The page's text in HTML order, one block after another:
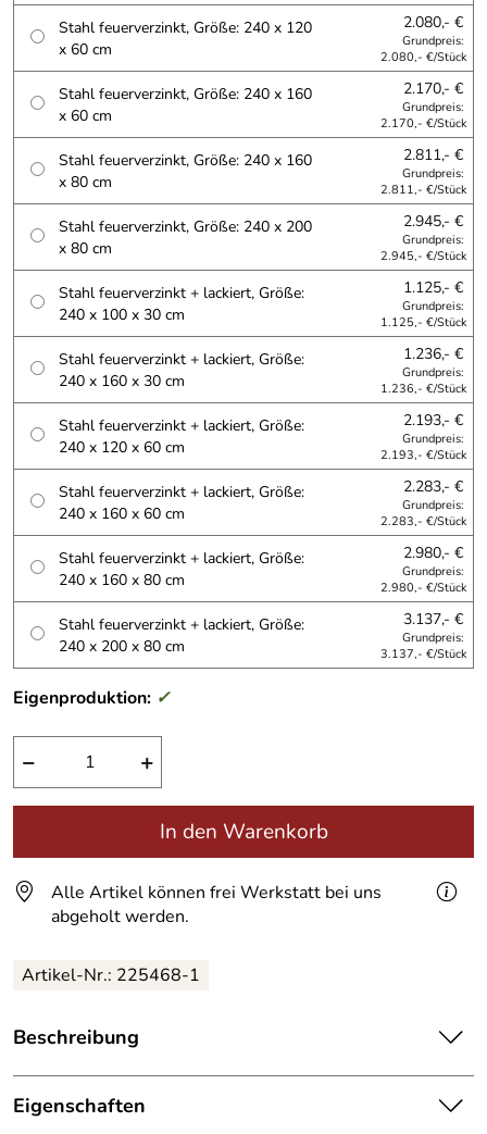
Stahl feuerverzinkt, Größe: 240 x 120
x 60 cm
2.080,- €
Grundpreis:
2.080,- €/Stück
Stahl feuerverzinkt, Größe: 240 x 160
x 60 cm
2.170,- €
Grundpreis:
2.170,- €/Stück
Stahl feuerverzinkt, Größe: 240 x 160
x 80 cm
2.811,- €
Grundpreis:
2.811,- €/Stück
Stahl feuerverzinkt, Größe: 240 x 200
x 80 cm
2.945,- €
Grundpreis:
2.945,- €/Stück
Stahl feuerverzinkt + lackiert, Größe:
240 x 100 x 30 cm
1.125,- €
Grundpreis:
1.125,- €/Stück
Stahl feuerverzinkt + lackiert, Größe:
240 x 160 x 30 cm
1.236,- €
Grundpreis:
1.236,- €/Stück
Stahl feuerverzinkt + lackiert, Größe:
240 x 120 x 60 cm
2.193,- €
Grundpreis:
2.193,- €/Stück
Stahl feuerverzinkt + lackiert, Größe:
240 x 160 x 60 cm
2.283,- €
Grundpreis:
2.283,- €/Stück
Stahl feuerverzinkt + lackiert, Größe:
240 x 160 x 80 cm
2.980,- €
Grundpreis:
2.980,- €/Stück
Stahl feuerverzinkt + lackiert, Größe:
240 x 200 x 80 cm
3.137,- €
Grundpreis:
3.137,- €/Stück
Eigenproduktion: ✓
− +
In den Warenkorb
Alle Artikel können frei Werkstatt bei uns
abgeholt werden.
Artikel-Nr.: 225468-1
Beschreibung
Für die Ewigkeit.
Stabiler und wunderschöner Rosenbogen. Hält ewig.
Eigenschaften